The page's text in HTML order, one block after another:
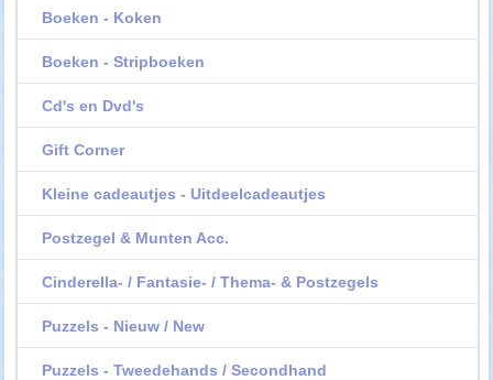
Boeken - Koken
Boeken - Stripboeken
Cd's en Dvd's
Gift Corner
Kleine cadeautjes - Uitdeelcadeautjes
Postzegel & Munten Acc.
Cinderella- / Fantasie- / Thema- & Postzegels
Puzzels - Nieuw / New
Puzzels - Tweedehands / Secondhand